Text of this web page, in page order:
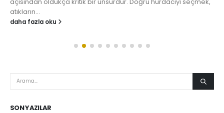
açısından oldukça kritik bir unsurdur. Doğru hurdacıyı seçmek,
atıkların...
daha fazla oku
SON YAZILAR